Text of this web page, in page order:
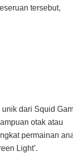
tersebut,
dari Squid
otak atau
permainan
Light’.